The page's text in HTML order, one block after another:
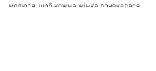
молюся, щоб кожна жінка дочекалася